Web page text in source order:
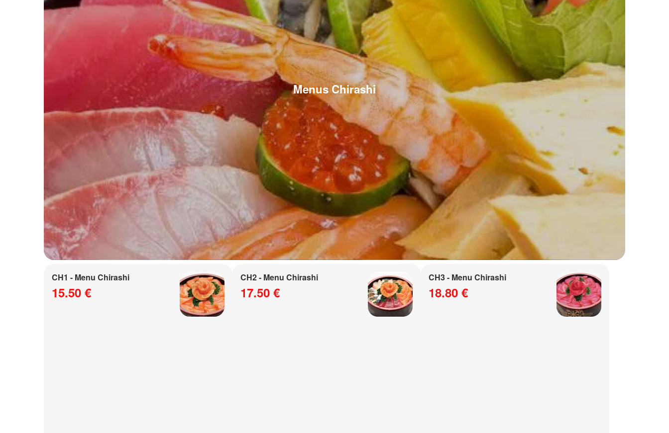
Menus Chirashi
CH1 - Menu Chirashi
15.50 €
CH2 - Menu Chirashi
17.50 €
CH3 - Menu Chirashi
18.80 €